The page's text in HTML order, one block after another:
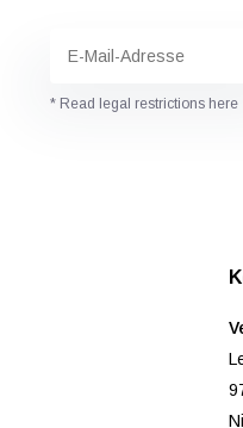
* Read legal restrictions here